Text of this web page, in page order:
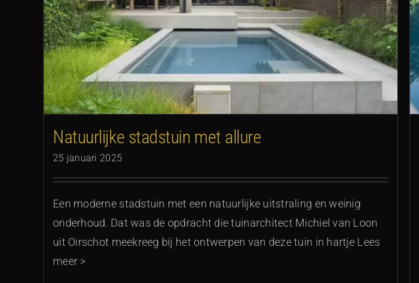
Natuurlijke stadstuin met allure
25 januari 2025
Een moderne stadstuin met een natuurlijke uitstraling en weinig
onderhoud. Dat was de opdracht die tuinarchitect Michiel van Loon
uit Oirschot meekreeg bij het ontwerpen van deze tuin in hartje Lees
meer >
‘Iedere tuin heeft een ‘sparq’ nodig!’